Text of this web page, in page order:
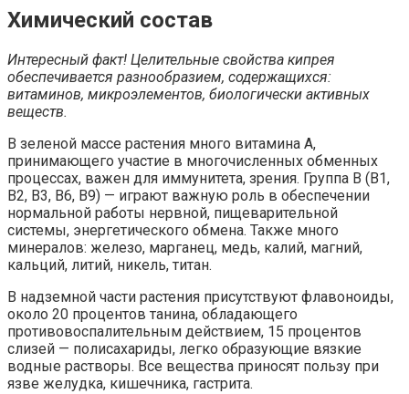
Химический состав
Интересный факт! Целительные свойства кипрея
обеспечивается разнообразием, содержащихся:
витаминов, микроэлементов, биологически активных
веществ.
В зеленой массе растения много витамина А,
принимающего участие в многочисленных обменных
процессах, важен для иммунитета, зрения. Группа В (В1,
В2, В3, В6, В9) — играют важную роль в обеспечении
нормальной работы нервной, пищеварительной
системы, энергетического обмена. Также много
минералов: железо, марганец, медь, калий, магний,
кальций, литий, никель, титан.
В надземной части растения присутствуют флавоноиды,
около 20 процентов танина, обладающего
противовоспалительным действием, 15 процентов
слизей — полисахариды, легко образующие вязкие
водные растворы. Все вещества приносят пользу при
язве желудка, кишечника, гастрита.